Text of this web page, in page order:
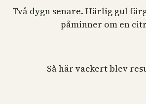
Två dygn senare. Härlig gul
påminner om en
Så här vackert blev